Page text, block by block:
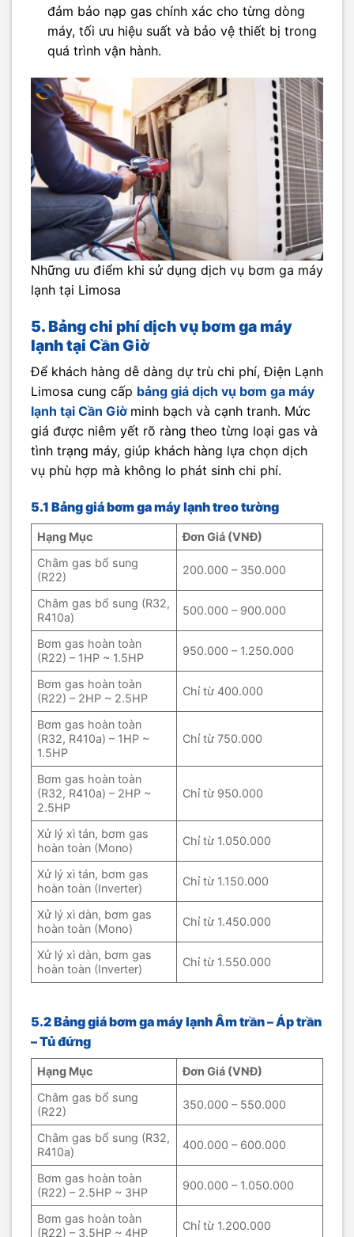
đảm bảo nạp gas chính xác cho từng dòng
máy, tối ưu hiệu suất và bảo vệ thiết bị trong
quá trình vận hành.
Những ưu điểm khi sử dụng dịch vụ bơm ga máy
lạnh tại Limosa
5. Bảng chi phí dịch vụbơm ga máy
lạnh tại Cần Giờ
Để khách hàng dễ dàng dự trù chi phí, Điện Lạnh
Limosa cung cấp bảng giá dịch vụ bơm ga máy
lạnh tại Cần Giờ minh bạch và cạnh tranh. Mức
giá được niêm yết rõ ràng theo từng loại gas và
tình trạng máy, giúp khách hàng lựa chọn dịch
vụ phù hợp mà không lo phát sinh chi phí.
5.1 Bảng giá bơm ga máy lạnh treo tường
Hạng Mục
Đơn Giá (VNĐ)
Châm gas bổ sung
(R22)
200.000 – 350.000
Châm gas bổ sung (R32,
R410a)
500.000 – 900.000
Bơm gas hoàn toàn
(R22) – 1HP ~ 1.5HP
950.000 – 1.250.000
Bơm gas hoàn toàn
(R22) – 2HP ~ 2.5HP
Chỉ từ 400.000
Bơm gas hoàn toàn
(R32, R410a) – 1HP ~
1.5HP
Chỉ từ 750.000
Bơm gas hoàn toàn
(R32, R410a) – 2HP ~
2.5HP
Chỉ từ 950.000
Xử lý xì tán, bơm gas
hoàn toàn (Mono)
Chỉ từ 1.050.000
Xử lý xì tán, bơm gas
hoàn toàn (Inverter)
Chỉ từ 1.150.000
Xử lý xì dàn, bơm gas
hoàn toàn (Mono)
Chỉ từ 1.450.000
Xử lý xì dàn, bơm gas
hoàn toàn (Inverter)
Chỉ từ 1.550.000
5.2 Bảng giá bơm ga máy lạnh Âm trần – Áp trần
– Tủ đứng
Hạng Mục
Đơn Giá (VNĐ)
Châm gas bổ sung
(R22)
350.000 – 550.000
Châm gas bổ sung (R32,
R410a)
400.000 – 600.000
Bơm gas hoàn toàn
(R22) – 2.5HP ~ 3HP
900.000 – 1.050.000
Bơm gas hoàn toàn
(R22) – 3.5HP ~ 4HP
Chỉ từ 1.200.000